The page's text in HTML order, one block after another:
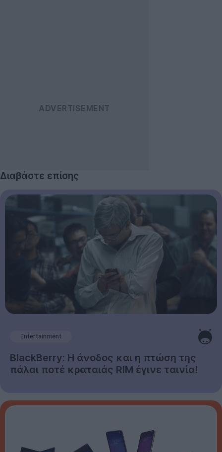
Διαβάστε επίσης
Entertainment
BlackBerry: Η άνοδος και η πτώση της
πάλαι ποτέ κραταιάς RIM έγινε ταινία!